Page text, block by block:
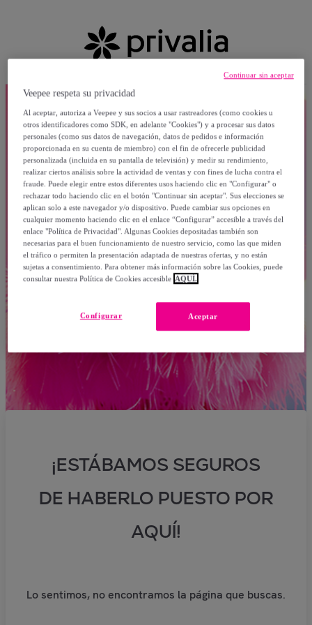
¡ESTÁBAMOS SEGUROS
DE HABERLO PUESTO POR
AQUÍ!
Lo sentimos, no encontramos la página que buscas.
Veepee respeta su privacidad
Al aceptar, autoriza a Veepee y sus socios a usar rastreadores (como cookies u
otros identificadores como SDK, en adelante "Cookies") y a procesar sus datos
personales (como sus datos de navegación, datos de pedidos e información
proporcionada en su cuenta de miembro) con el fin de ofrecerle publicidad
personalizada (incluida en su pantalla de televisión) y medir su rendimiento,
realizar ciertos análisis sobre la actividad de ventas y con fines de lucha contra el
fraude. Puede elegir entre estos diferentes usos haciendo clic en "Configurar" o
rechazar todo haciendo clic en el botón "Continuar sin aceptar". Sus elecciones se
aplican solo a este navegador y/o dispositivo. Puede cambiar sus opciones en
cualquier momento haciendo clic en el enlace “Configurar” accesible a través del
enlace "Política de Privacidad". Algunas Cookies depositadas también son
necesarias para el buen funcionamiento de nuestro servicio, como las que miden
el tráfico o permiten la presentación adaptada de nuestras ofertas, y no están
sujetas a consentimiento. Para obtener más información sobre las Cookies, puede
consultar nuestra Política de Cookies accesible AQUÍ.
Aceptar
Configurar
Continuar sin aceptar